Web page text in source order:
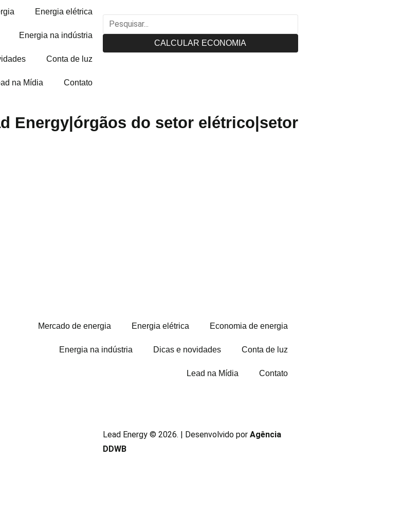
Energia elétrica
Energia na indústria
Conta de luz
na Mídia Contato
CALCULAR ECONOMIA
Energy|órgãos do setor elétrico|setor
Mercado de energia Energia elétrica Economia de energia
Energia na indústria Dicas e novidades Conta de luz
Lead na Mídia Contato
Lead Energy © 2026. | Desenvolvido por Agência
DDWB